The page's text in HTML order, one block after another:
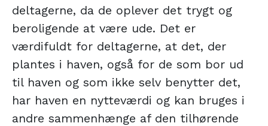
deltagerne, da de oplever det trygt og
beroligende at være ude. Det er
værdifuldt for deltagerne, at det, der
plantes i haven, også for de som bor ud
til haven og som ikke selv benytter det,
har haven en nytteværdi og kan bruges i
andre sammenhænge af den tilhørende